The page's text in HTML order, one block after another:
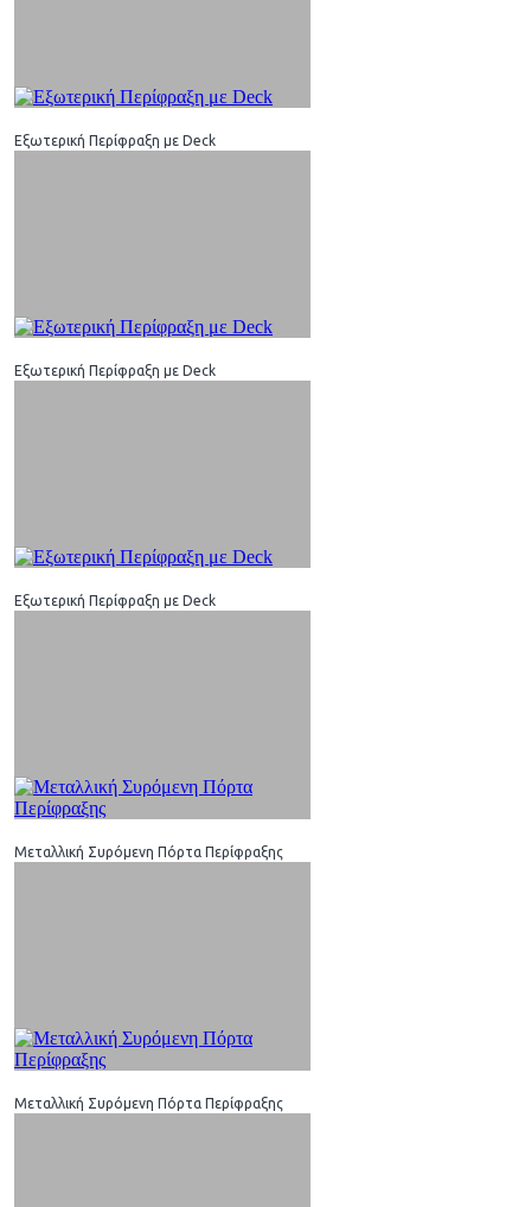
Εξωτερική Περίφραξη με Deck
Εξωτερική Περίφραξη με Deck
Εξωτερική Περίφραξη με Deck
Μεταλλική Συρόμενη Πόρτα Περίφραξης
Μεταλλική Συρόμενη Πόρτα Περίφραξης